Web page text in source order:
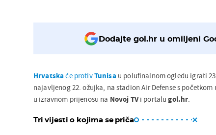
Dodajte gol.hr u omiljeni
Hrvatska će protivTunisa u polufinalnom ogledu igrati
najavljenog 22. ožujka, na stadion Air Defense s
u izravnom prijenosu na Novoj TVi portalu gol.hr.
Tri vijesti o kojima se priča